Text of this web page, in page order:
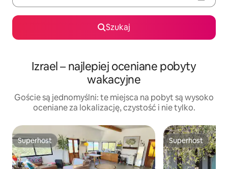
Szukaj
Izrael – najlepiej oceniane pobyty
wakacyjne
Goście są jednomyślni: te miejsca na pobyt są wysoko
oceniane za lokalizację, czystość i nie tylko.
Superhost
Superhost Superhost
Superhost